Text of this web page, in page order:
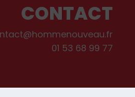
CONTACT
01 53 68 99 77